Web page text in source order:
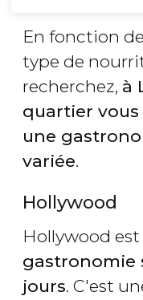
En fonction
type de
recherchez, à
quartier vous
une
variée.
Hollywood
Hollywood
gastronomie
jours. C'est